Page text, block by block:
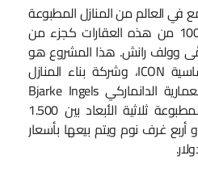
في العالم من المنازل المطبوعة
ثلاثية الأبعاد، حيث يجري بناء 100 من هذه العقارات كجزء من
وولف رانش. هذا المشروع هو
تعاون بين شركة البناء التكساسية ICON، وشركة بناء المنازل
Lennar، ومكتب الهندسة المعمارية الدانماركي Bjarke Ingels
Group. تتراوح أحجام المنازل المطبوعة ثلاثية الأبعاد بين 1.500
أو أربع غرف نوم ويتم بيعها بأسعار